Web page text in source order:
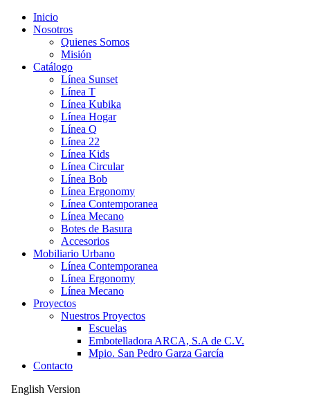
Inicio
Nosotros
Quienes Somos
Misión
Catálogo
Línea Sunset
Línea T
Línea Kubika
Línea Hogar
Línea Q
Línea 22
Línea Kids
Línea Circular
Línea Bob
Línea Ergonomy
Línea Contemporanea
Línea Mecano
Botes de Basura
Accesorios
Mobiliario Urbano
Línea Contemporanea
Línea Ergonomy
Línea Mecano
Proyectos
Nuestros Proyectos
Escuelas
Embotelladora ARCA, S.A de C.V.
Mpio. San Pedro Garza García
Contacto
English Version